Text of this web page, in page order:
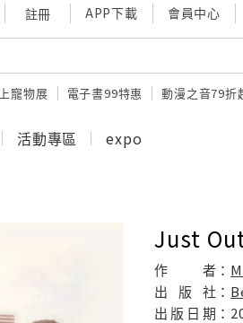
註冊 APP下載 會員中心
寵物展 電子書99特惠 動漫之音79折
活動專區 expo
Just
作 者：
出
版 社：
出 版 日 期：